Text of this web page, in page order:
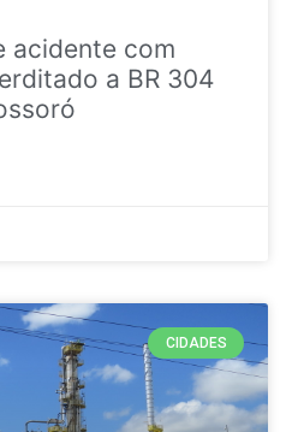
acidente com
a BR 304
CIDADES